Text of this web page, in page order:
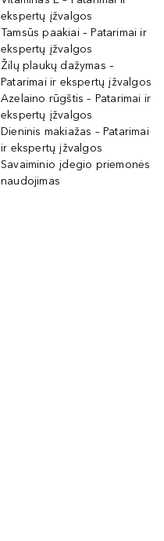
ekspertų įžvalgos
Tamsūs paakiai – Patarimai ir
ekspertų įžvalgos
Žilų plaukų dažymas –
Patarimai ir ekspertų įžvalgos
Azelaino rūgštis – Patarimai ir
ekspertų įžvalgos
Dieninis makiažas – Patarimai
ir ekspertų įžvalgos
Savaiminio įdegio priemonės
naudojimas